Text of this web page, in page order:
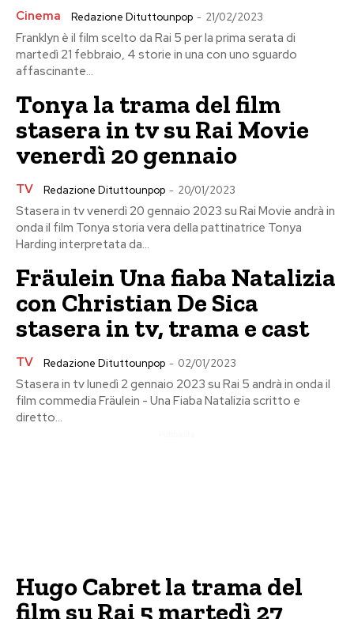
Cinema Redazione Dituttounpop - 21/02/2023
Franklyn è il film scelto da Rai 5 per la prima serata di
martedì 21 febbraio, 4 storie in una con uno sguardo
affascinante...
Tonya la trama del film
stasera in tv su Rai Movie
venerdì 20 gennaio
TV Redazione Dituttounpop - 20/01/2023
Stasera in tv venerdì 20 gennaio 2023 su Rai Movie andrà in
onda il film Tonya storia vera della pattinatrice Tonya
Harding interpretata da...
Fräulein Una fiaba Natalizia
con Christian De Sica
stasera in tv, trama e cast
TV Redazione Dituttounpop - 02/01/2023
Stasera in tv lunedì 2 gennaio 2023 su Rai 5 andrà in onda il
film commedia Fräulein - Una Fiaba Natalizia scritto e
diretto...
Hugo Cabret la trama del
film su Rai 5 martedì 27